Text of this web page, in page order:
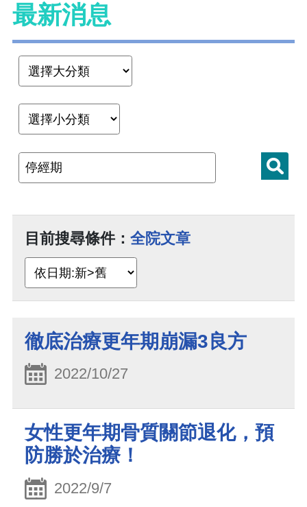
最新消息
目前搜尋條件： 全院文章
徹底治療更年期崩漏3良方
2022/10/27
女性更年期骨質關節退化，預
防勝於治療！
2022/9/7